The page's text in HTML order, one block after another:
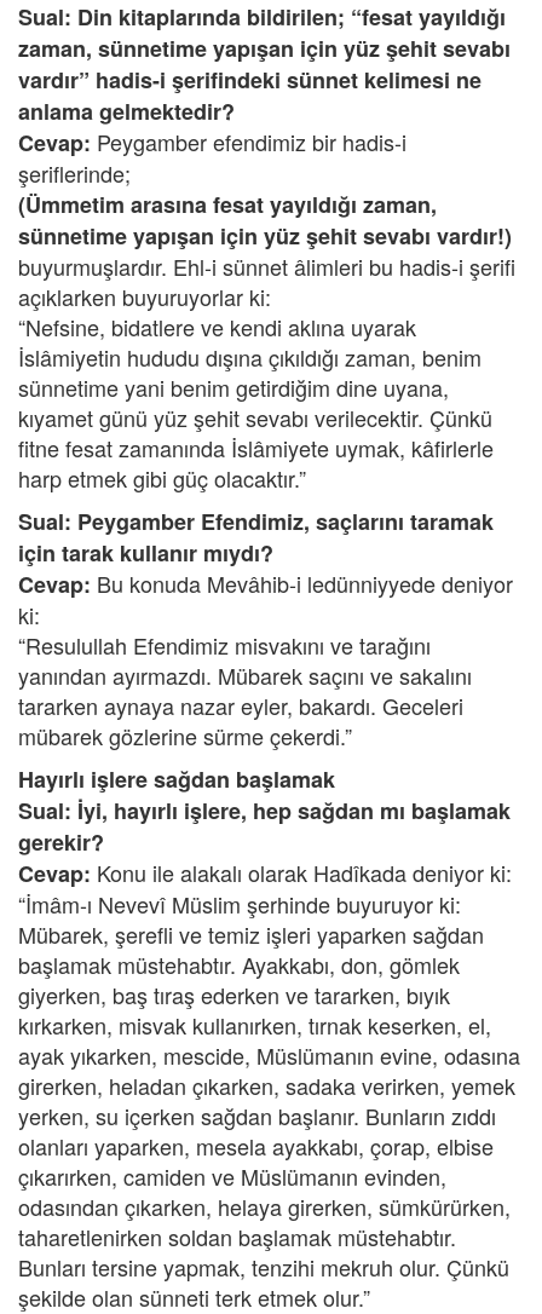
Sual: Din kitaplarında bildirilen; “fesat yayıldığı
zaman, sünnetime yapışan için yüz şehit sevabı
vardır” hadis-i şerifindeki sünnet kelimesi ne
anlama gelmektedir?
Cevap: Peygamber efendimiz bir hadis-i
şeriflerinde;
(Ümmetim arasına fesat yayıldığı zaman,
sünnetime yapışan için yüz şehit sevabı vardır!)
buyurmuşlardır. Ehl-i sünnet âlimleri bu hadis-i şerifi
açıklarken buyuruyorlar ki:
“Nefsine, bidatlere ve kendi aklına uyarak
İslâmiyetin hududu dışına çıkıldığı zaman, benim
sünnetime yani benim getirdiğim dine uyana,
kıyamet günü yüz şehit sevabı verilecektir. Çünkü
fitne fesat zamanında İslâmiyete uymak, kâfirlerle
harp etmek gibi güç olacaktır.”
Sual: Peygamber Efendimiz, saçlarını taramak
için tarak kullanır mıydı?
Cevap: Bu konuda Mevâhib-i ledünniyyede deniyor
ki:
“Resulullah Efendimiz misvakını ve tarağını
yanından ayırmazdı. Mübarek saçını ve sakalını
tararken aynaya nazar eyler, bakardı. Geceleri
mübarek gözlerine sürme çekerdi.”
Hayırlı işlere sağdan başlamak
Sual: İyi, hayırlı işlere, hep sağdan mı başlamak
gerekir?
Cevap: Konu ile alakalı olarak Hadîkada deniyor ki:
“İmâm-ı Nevevî Müslim şerhinde buyuruyor ki:
Mübarek, şerefli ve temiz işleri yaparken sağdan
başlamak müstehabtır. Ayakkabı, don, gömlek
giyerken, baş tıraş ederken ve tararken, bıyık
kırkarken, misvak kullanırken, tırnak keserken, el,
ayak yıkarken, mescide, Müslümanın evine, odasına
girerken, heladan çıkarken, sadaka verirken, yemek
yerken, su içerken sağdan başlanır. Bunların zıddı
olanları yaparken, mesela ayakkabı, çorap, elbise
çıkarırken, camiden ve Müslümanın evinden,
odasından çıkarken, helaya girerken, sümkürürken,
taharetlenirken soldan başlamak müstehabtır.
Bunları tersine yapmak, tenzihi mekruh olur. Çünkü
şekilde olan sünneti terk etmek olur.”